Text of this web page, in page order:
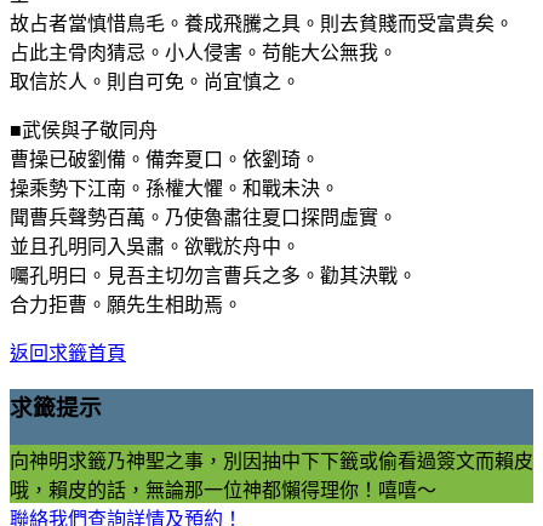
故占者當慎惜鳥毛。養成飛騰之具。則去貧賤而受富貴矣。
占此主骨肉猜忌。小人侵害。苟能大公無我。
取信於人。則自可免。尚宜慎之。
■武侯與子敬同舟
曹操已破劉備。備奔夏口。依劉琦。
操乘勢下江南。孫權大懼。和戰未決。
聞曹兵聲勢百萬。乃使魯肅往夏口探問虛實。
並且孔明同入吳肅。欲戰於舟中。
囑孔明曰。見吾主切勿言曹兵之多。勸其決戰。
合力拒曹。願先生相助焉。
返回求籤首頁
求籤提示
向神明求籤乃神聖之事，別因抽中下下籤或偷看過簽文而賴皮
哦，賴皮的話，無論那一位神都懶得理你！嘻嘻～
聯絡我們查詢詳情及預約！